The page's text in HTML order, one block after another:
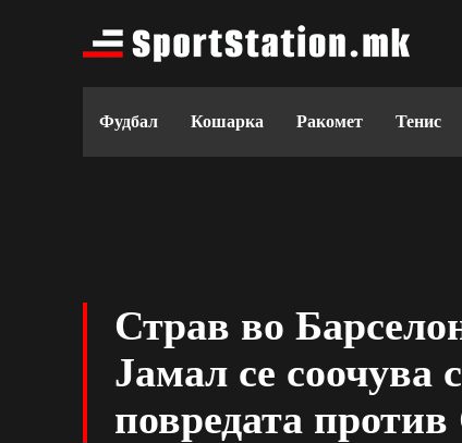
Фудбал Кошарка Ракомет Тенис
Страв во
Јамал се соочува
повредата